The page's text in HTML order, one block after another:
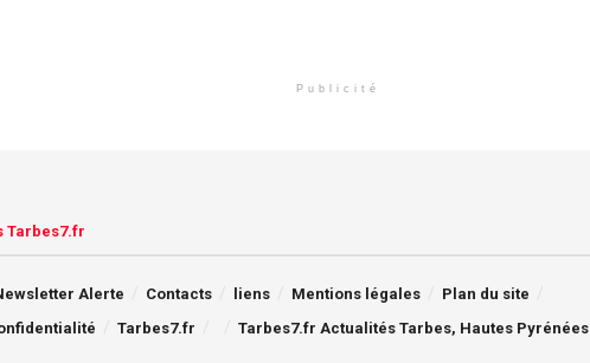
Publicité
Tarbes7.fr
Alerte Contacts liens Mentions légales
Plan du site
Tarbes7.fr Tarbes7.fr Actualités Tarbes, Hautes Pyrénées